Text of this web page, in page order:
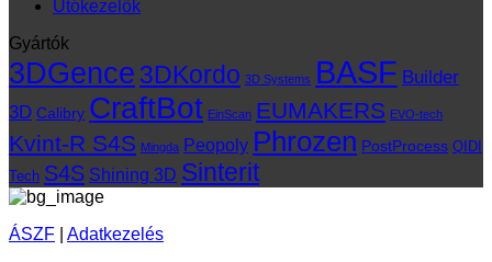
Utókezelők
Gyártók
3DGence 3DKordo 3D Systems BASF Builder
3D Calibry CraftBot EinScan EUMAKERS EVO-tech
Kvint-R S4S Mingda Peopoly Phrozen PostProcess QIDI
Tech S4S Shining 3D Sinterit
ÁSZF Adatkezelés